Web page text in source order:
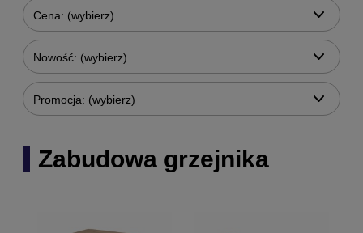
Cena: (wybierz)
Nowość: (wybierz)
Promocja: (wybierz)
Zabudowa grzejnika